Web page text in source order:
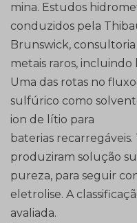
mina. Estudos
conduzidos pela
Brunswick,
metais raros, incluindo
Uma das rotas no
sulfúrico como
ion de lítio para
baterias
produziram solução
pureza, para seguir
eletrolise. A
avaliada.